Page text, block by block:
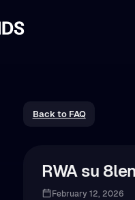
Back to FAQ
RWA su
February 12, 2026